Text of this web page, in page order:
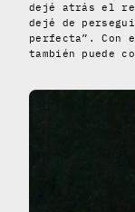
dejé atrás el
dejé de
perfecta”. Con
también puede